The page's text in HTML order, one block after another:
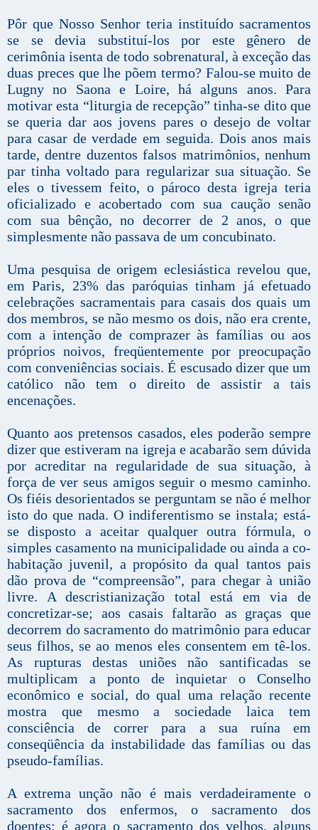
Pôr que Nosso Senhor teria instituído sacramentos
se se devia substituí-los por este gênero de
cerimônia isenta de todo sobrenatural, à exceção das
duas preces que lhe põem termo? Falou-se muito de
Lugny no Saona e Loire, há alguns anos. Para
motivar esta “liturgia de recepção” tinha-se dito que
se queria dar aos jovens pares o desejo de voltar
para casar de verdade em seguida. Dois anos mais
tarde, dentre duzentos falsos matrimônios, nenhum
par tinha voltado para regularizar sua situação. Se
eles o tivessem feito, o pároco desta igreja teria
oficializado e acobertado com sua caução senão
com sua bênção, no decorrer de 2 anos, o que
simplesmente não passava de um concubinato.
Uma pesquisa de origem eclesiástica revelou que,
em Paris, 23% das paróquias tinham já efetuado
celebrações sacramentais para casais dos quais um
dos membros, se não mesmo os dois, não era crente,
com a intenção de comprazer às famílias ou aos
próprios noivos, freqüentemente por preocupação
com conveniências sociais. É escusado dizer que um
católico não tem o direito de assistir a tais
encenações.
Quanto aos pretensos casados, eles poderão sempre
dizer que estiveram na igreja e acabarão sem dúvida
por acreditar na regularidade de sua situação, à
força de ver seus amigos seguir o mesmo caminho.
Os fiéis desorientados se perguntam se não é melhor
isto do que nada. O indiferentismo se instala; está-
se disposto a aceitar qualquer outra fórmula, o
simples casamento na municipalidade ou ainda a co-
habitação juvenil, a propósito da qual tantos pais
dão prova de “compreensão”, para chegar à união
livre. A descristianização total está em via de
concretizar-se; aos casais faltarão as graças que
decorrem do sacramento do matrimônio para educar
seus filhos, se ao menos eles consentem em tê-los.
As rupturas destas uniões não santificadas se
multiplicam a ponto de inquietar o Conselho
econômico e social, do qual uma relação recente
mostra que mesmo a sociedade laica tem
consciência de correr para a sua ruína em
conseqüência da instabilidade das famílias ou das
pseudo-famílias.
A extrema unção não é mais verdadeiramente o
sacramento dos enfermos, o sacramento dos
doentes; é agora o sacramento dos velhos, alguns